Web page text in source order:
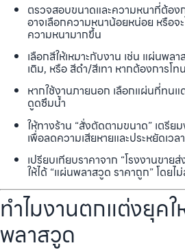
ตรวจสอบขนาดและความหนาที่ต้อง
อาจเลือกความหนาน้อยหน่อย หรือจ
ความหนามากขึ้น
เลือกสีให้เหมาะกับงาน เช่น แผ่นพล
เติม, หรือ สีดำ/สีเทา หากต้องการโท
หากใช้งานภายนอก เลือกแผ่นที่ท
ดูดซึมน้ำ
ให้ทางร้าน “สั่งตัดตามขนาด” เตรี
เพื่อลดความเสียหายและประหยัดเวลา
เปรียบเทียบราคาจาก “โรงงานขาย
ให้ได้ “แผ่นพลาสวูด ราคาถูก” โดย
ทำไมงานตกแต่งยุคใ
พลาสวูด